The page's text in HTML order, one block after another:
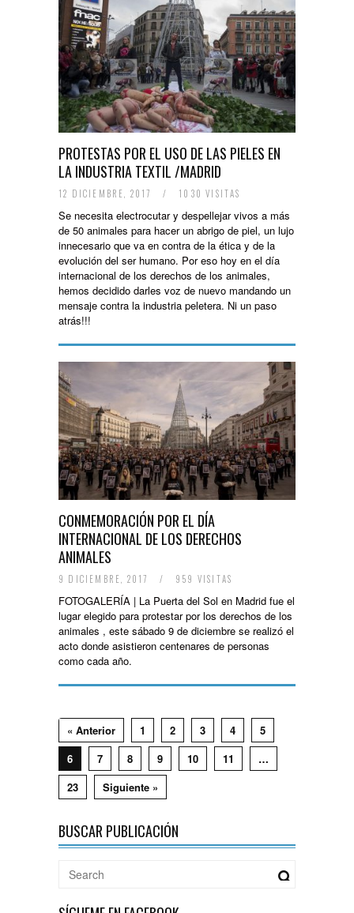
PROTESTAS POR EL USO DE LAS PIELES EN
LA INDUSTRIA TEXTIL /MADRID
12 DICIEMBRE, 2017 / 1030 VISITAS
Se necesita electrocutar y despellejar vivos a más
de 50 animales para hacer un abrigo de piel, un lujo
innecesario que va en contra de la ética y de la
evolución del ser humano. Por eso hoy en el día
internacional de los derechos de los animales,
hemos decidido darles voz de nuevo mandando un
mensaje contra la industria peletera. Ni un paso
atrás!!!
CONMEMORACIÓN POR EL DÍA
INTERNACIONAL DE LOS DERECHOS
ANIMALES
9 DICIEMBRE, 2017 / 959 VISITAS
FOTOGALERÍA | La Puerta del Sol en Madrid fue el
lugar elegido para protestar por los derechos de los
animales , este sábado 9 de diciembre se realizó el
acto donde asistieron centenares de personas
como cada año.
« Anterior 1 2 3 4
5
6
7 8 9 10 11
…
23
Siguiente »
BUSCAR PUBLICACIÓN